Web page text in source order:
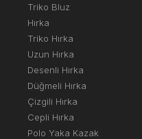
Triko Bluz
Hırka
Triko Hırka
Uzun Hırka
Desenli Hırka
Düğmeli Hırka
Çizgili Hırka
Cepli Hırka
Polo Yaka Kazak